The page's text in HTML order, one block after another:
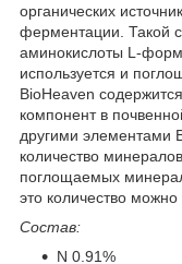
органических
ферментации. Такой
аминокислоты L-
используется и
BioHeaven
компонент в
другими элементами
количество
поглощаемых
это количество можно
Состав:
N 0.91%